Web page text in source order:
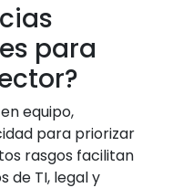
para
equipo,
para priorizar
rasgos facilitan
de TI, legal y